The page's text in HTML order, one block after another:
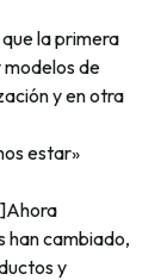
la primera
modelos de
y en otra
estar»
han cambiado,
y